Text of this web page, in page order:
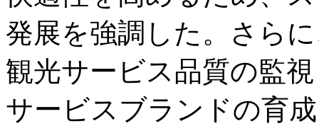
発展を強調した。さら
観光サービス品質の監
サービスブランドの育